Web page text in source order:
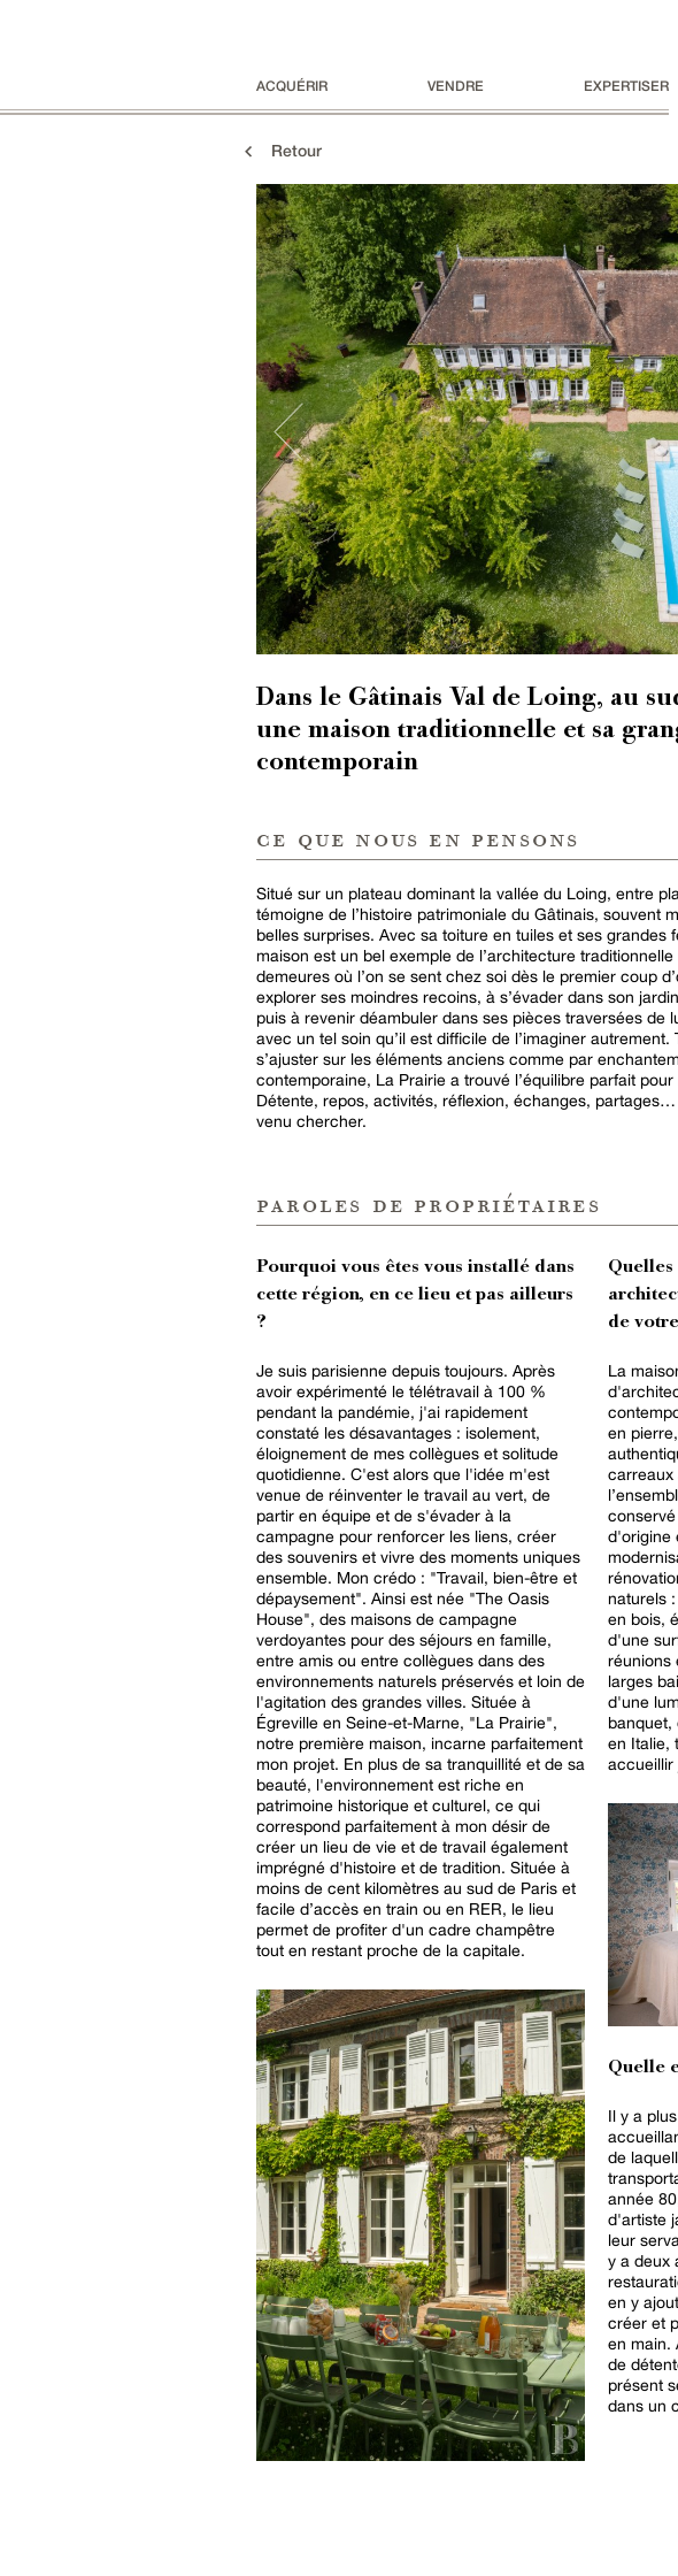
ACQUÉRIR VENDRE EXPERTISER
Retour
Dans le Gâtinais Val de Loing, au
une maison traditionnelle et sa
contemporain
ce que nous en pensons
Situé sur un plateau dominant la vallée du Loing, entre
témoigne de l’histoire patrimoniale du Gâtinais, souvent
belles surprises. Avec sa toiture en tuiles et ses grandes
maison est un bel exemple de l’architecture
demeures où l’on se sent chez soi dès le premier coup
explorer ses moindres recoins, à s’évader dans son
puis à revenir déambuler dans ses pièces traversées de
avec un tel soin qu’il est difficile de l’imaginer
s’ajuster sur les éléments anciens comme par
contemporaine, La Prairie a trouvé l’équilibre parfait
Détente, repos, activités, réflexion, échanges,
venu chercher.
paroles de propriétaires
Pourquoi vous êtes vous installé dans
cette région, en ce lieu et pas ailleurs
?
Je suis parisienne depuis toujours. Après
avoir expérimenté le télétravail à 100 %
pendant la pandémie, j'ai rapidement
constaté les désavantages : isolement,
éloignement de mes collègues et solitude
quotidienne. C'est alors que l'idée m'est
venue de réinventer le travail au vert, de
partir en équipe et de s'évader à la
campagne pour renforcer les liens, créer
des souvenirs et vivre des moments uniques
ensemble. Mon crédo : "Travail, bien-être et
dépaysement". Ainsi est née "The Oasis
House", des maisons de campagne
verdoyantes pour des séjours en famille,
entre amis ou entre collègues dans des
environnements naturels préservés et loin de
l'agitation des grandes villes. Située à
Égreville en Seine-et-Marne, "La Prairie",
notre première maison, incarne parfaitement
mon projet. En plus de sa tranquillité et de sa
beauté, l'environnement est riche en
patrimoine historique et culturel, ce qui
correspond parfaitement à mon désir de
créer un lieu de vie et de travail également
imprégné d'histoire et de tradition. Située à
moins de cent kilomètres au sud de Paris et
facile d’accès en train ou en RER, le lieu
permet de profiter d'un cadre champêtre
tout en restant proche de la capitale.
de
La
en
carreaux
d'origine
naturels
en bois,
d'une
réunions
larges
d'une
banquet,
en Italie,
accueillir
Quelle
Il y a
de
année
d'artiste
leur
y a deux
en y
créer et
en main. Aujourd'hui, La Prairie est un lieu
de
présent
dans un